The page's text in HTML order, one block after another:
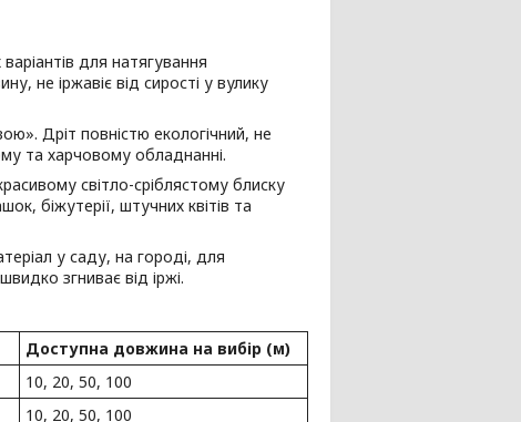
для натягування
не іржавіє від сирості у вулику
Дріт повністю екологічний, не
та харчовому обладнанні.
світло-сріблястому блиску
біжутерії, штучних квітів та
у саду, на городі, для
згниває від іржі.
Доступна довжина на вибір (м)
10, 20, 50, 100
10, 20, 50, 100